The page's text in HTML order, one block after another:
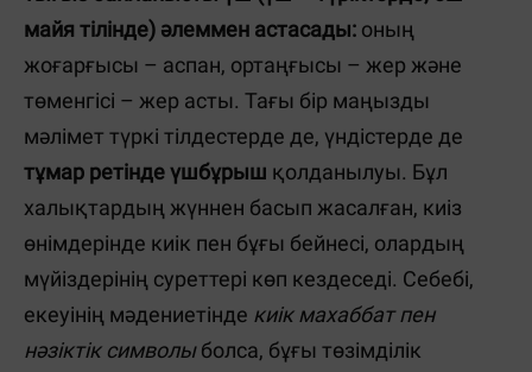
майя тілінде) әлеммен астасады: оның
жоғарғысы – аспан, ортаңғысы – жер және
төменгісі – жер асты. Тағы бір маңызды
мәлімет түркі тілдестерде де, үндістерде де
тұмар ретіндеүшбұрыш қолданылуы. Бұл
халықтардың жүннен басып жасалған, киіз
өнімдерінде киік пен бұғы бейнесі, олардың
мүйіздерінің суреттері көп кездеседі. Себебі,
екеуінің мәдениетінде киік махаббат пен
нәзіктік символыболса, бұғы төзімділік